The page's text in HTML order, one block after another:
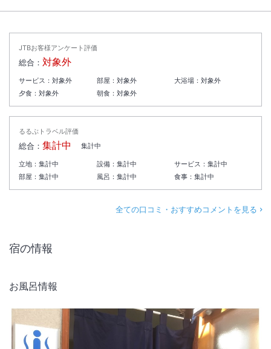
JTBお客様アンケート評価
総合： 対象外
サービス： 対象外 部屋： 対象外 大浴場：対象外
夕食： 対象外 朝食： 対象外
るるぶトラベル評価
総合： 集計中 集計中
立地： 集計中 設備： 集計中 サービス：集計中
部屋： 集計中 風呂： 集計中 食事：集計中
全ての口コミ・おすすめコメントを見る
宿の情報
お風呂情報